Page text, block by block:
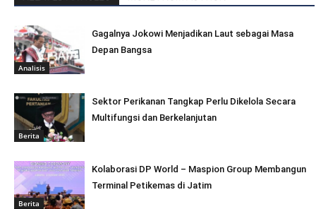
Analisis
Gagalnya Jokowi Menjadikan Laut sebagai Masa
Depan Bangsa
Berita
Sektor Perikanan Tangkap Perlu Dikelola Secara
Multifungsi dan Berkelanjutan
Berita
Kolaborasi DP World – Maspion Group Membangun
Terminal Petikemas di Jatim